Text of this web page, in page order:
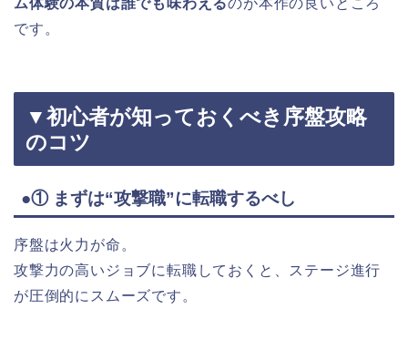
ム体験の本質は誰でも味わえるのが本作の良いところ
です。
▼初心者が知っておくべき序盤攻略
のコツ
●① まずは“攻撃職”に転職するべし
序盤は火力が命。
攻撃力の高いジョブに転職しておくと、ステージ進行
が圧倒的にスムーズです。